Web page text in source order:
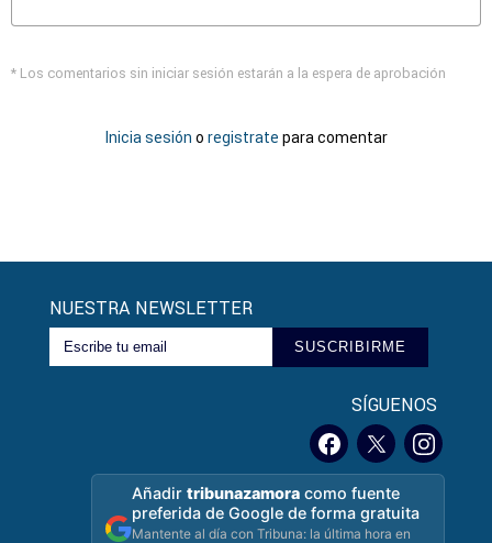
* Los comentarios sin iniciar sesión estarán a la espera de aprobación
Inicia sesión o registrate para comentar
NUESTRA NEWSLETTER
SUSCRIBIRME
SÍGUENOS
Añadirtribunazamora como fuente
preferida de Google de forma gratuita
Mantente al día con Tribuna: la última hora en